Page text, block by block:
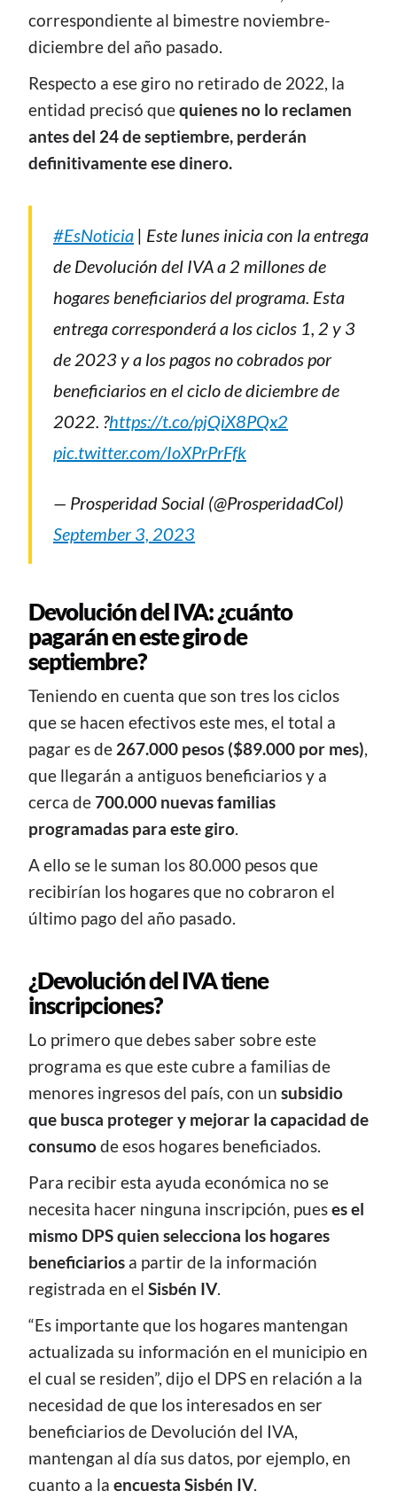
correspondiente al bimestre noviembre-
diciembre del año pasado.
Respecto a ese giro no retirado de 2022, la
entidad precisó quequienes no lo reclamen
antes del 24 de septiembre, perderán
definitivamente ese dinero.
#EsNoticia | Este lunes inicia con la entrega
de Devolución del IVA a 2 millones de
hogares beneficiarios del programa. Esta
entrega corresponderá a los ciclos 1, 2 y 3
de 2023 y a los pagos no cobrados por
beneficiarios en el ciclo de diciembre de
2022. ?https://t.co/pjQiX8PQx2
pic.twitter.com/IoXPrPrFfk
— Prosperidad Social (@ProsperidadCol)
September 3, 2023
Devolución del IVA: ¿cuánto
pagarán en este giro de
septiembre?
Teniendo en cuenta que son tres los ciclos
que se hacen efectivos este mes, el total a
pagar es de 267.000 pesos ($89.000 por mes),
que llegarán a antiguos beneficiarios y a
cerca de 700.000 nuevas familias
programadas para este giro.
A ello se le suman los 80.000 pesos que
recibirían los hogares que no cobraron el
último pago del año pasado.
¿Devolución del IVA tiene
inscripciones?
Lo primero que debes saber sobre este
programa es que este cubre a familias de
menores ingresos del país, con un subsidio
que busca proteger y mejorar la capacidad de
consumode esos hogares beneficiados.
Para recibir esta ayuda económica no se
necesita hacer ninguna inscripción, pueses el
mismo DPS quien selecciona los hogares
beneficiarios a partir de la información
registrada en el Sisbén IV.
“Es importante que los hogares mantengan
actualizada su información en el municipio en
el cual se residen”, dijo el DPS en relación a la
necesidad de que los interesados en ser
beneficiarios de Devolución del IVA,
mantengan al día sus datos, por ejemplo, en
cuanto a la encuesta Sisbén IV.